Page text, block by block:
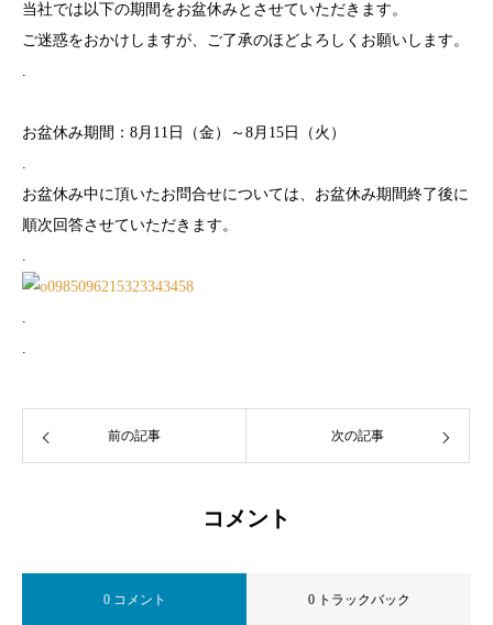
当社では以下の期間をお盆休みとさせていただきます。
ご迷惑をおかけしますが、ご了承のほどよろしくお願いします。
.
お盆休み期間：8月11日（金）～8月15日（火）
.
お盆休み中に頂いたお問合せについては、お盆休み期間終了後に
順次回答させていただきます。
.
.
.
前の記事 次の記事
コメント
0 コメント 0 トラックバック